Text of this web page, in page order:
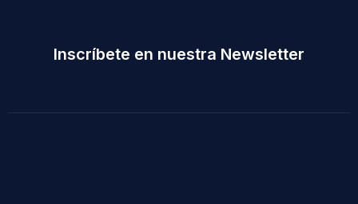
Inscríbete en nuestra Newsletter